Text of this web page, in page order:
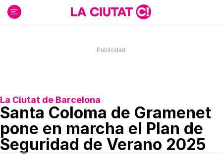
contenido
La Ciutat de Barcelona
Santa Coloma de Gramenet
pone en marcha el Plan de
Seguridad de Verano 2025